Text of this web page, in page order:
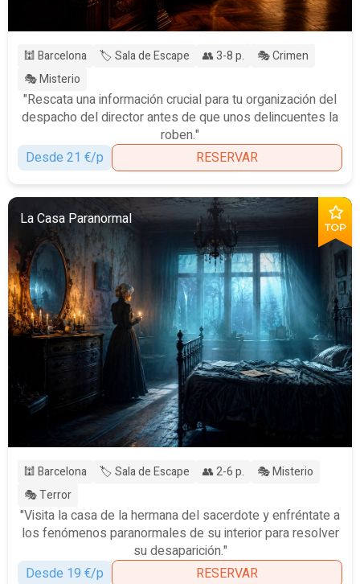
🕍 Barcelona 🏷️ Sala de Escape 👥 3-8 p.
🎭 Crimen
🎭 Misterio
"Rescata una información crucial para tu organización del
despacho del director antes de que unos delincuentes la
roben."
Desde 21 €/p
RESERVAR
TOP
La Casa Paranormal
🕍 Barcelona 🏷️ Sala de Escape 👥 2-6 p.
🎭 Misterio
🎭 Terror
"Visita la casa de la hermana del sacerdote y enfréntate a
los fenómenos paranormales de su interior para resolver
su desaparición."
Desde 19 €/p
RESERVAR